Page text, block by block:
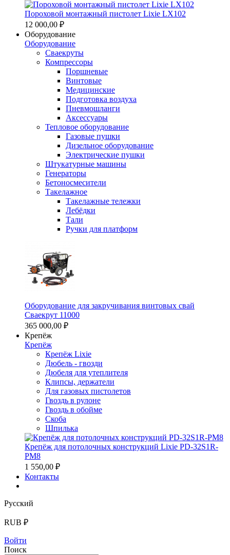
Пороховой монтажный пистолет Lixie LX102
12 000,00 ₽
Оборудование
Оборудование
Сваекруты
Компрессоры
Поршневые
Винтовые
Медицинские
Подготовка воздуха
Пневмошланги
Аксессуары
Тепловое оборудование
Газовые пушки
Дизельное оборудование
Электрические пушки
Штукатурные машины
Генераторы
Бетоносмесители
Такелажное
Такелажные тележки
Лебёдки
Тали
Ручки для платформ
Оборудование для закручивания винтовых свай
Сваекрут 11000
365 000,00 ₽
Крепёж
Крепёж
Крепёж Lixie
Дюбель - гвозди
Дюбеля для утеплителя
Клипсы, держатели
Для газовых пистолетов
Гвоздь в рулоне
Гвоздь в обойме
Скоба
Шпилька
Крепёж для потолочных конструкций Lixie PD-32S1R-
PM8
1 550,00 ₽
Контакты
Русский
RUB ₽
Войти
Поиск